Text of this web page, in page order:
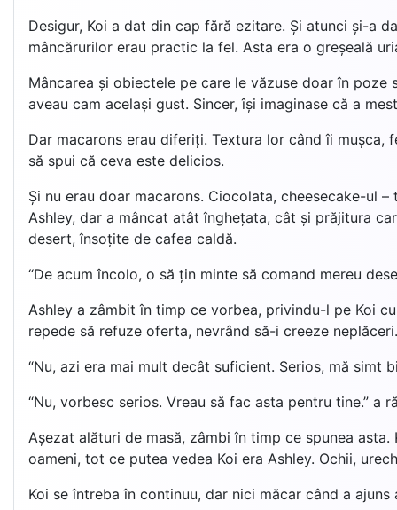
Desigur, Koi a dat din cap fără ezitare. Și atunci și-a
mâncărurilor erau practic la fel. Asta era o greșeală
Mâncarea și obiectele pe care le văzuse doar în
aveau cam același gust. Sincer, își imaginase că a
Dar macarons erau diferiți. Textura lor când îi mușca,
să spui că ceva este delicios.
Și nu erau doar macarons. Ciocolata, cheesecake-ul
Ashley, dar a mâncat atât înghețata, cât și prăjitura
desert, însoțite de cafea caldă.
“De acum încolo, o să țin minte să comand mereu
Ashley a zâmbit în timp ce vorbea, privindu-l pe Koi
repede să refuze oferta, nevrând să-i creeze neplăceri.
“Nu, azi era mai mult decât suficient. Serios, mă simt
“Nu, vorbesc serios. Vreau să fac asta pentru tine.” a
Așezat alături de masă, zâmbi în timp ce spunea
oameni, tot ce putea vedea Koi era Ashley. Ochii,
Koi se întreba în continuu, dar nici măcar când a ajuns